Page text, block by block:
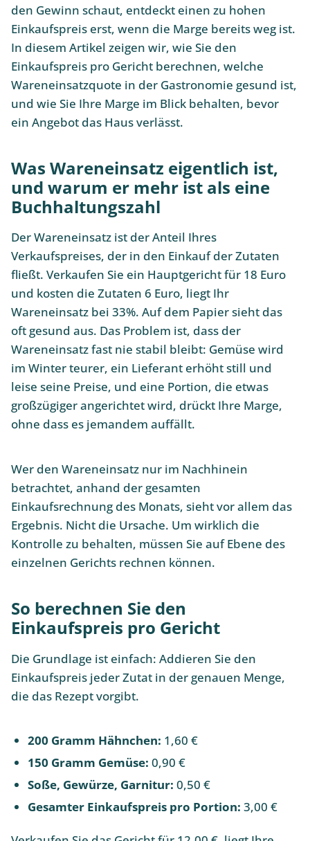
den Gewinn schaut, entdeckt einen zu hohen
Einkaufspreis erst, wenn die Marge bereits weg ist.
In diesem Artikel zeigen wir, wie Sie den
Einkaufspreis pro Gericht berechnen, welche
Wareneinsatzquote in der Gastronomie gesund ist,
und wie Sie Ihre Marge im Blick behalten, bevor
ein Angebot das Haus verlässt.
Was Wareneinsatz eigentlich ist,
und warum er mehr ist als eine
Buchhaltungszahl
Der Wareneinsatz ist der Anteil Ihres
Verkaufspreises, der in den Einkauf der Zutaten
fließt. Verkaufen Sie ein Hauptgericht für 18 Euro
und kosten die Zutaten 6 Euro, liegt Ihr
Wareneinsatz bei 33%. Auf dem Papier sieht das
oft gesund aus. Das Problem ist, dass der
Wareneinsatz fast nie stabil bleibt: Gemüse wird
im Winter teurer, ein Lieferant erhöht still und
leise seine Preise, und eine Portion, die etwas
großzügiger angerichtet wird, drückt Ihre Marge,
ohne dass es jemandem auffällt.
Wer den Wareneinsatz nur im Nachhinein
betrachtet, anhand der gesamten
Einkaufsrechnung des Monats, sieht vor allem das
Ergebnis. Nicht die Ursache. Um wirklich die
Kontrolle zu behalten, müssen Sie auf Ebene des
einzelnen Gerichts rechnen können.
So berechnen Sie den
Einkaufspreis pro Gericht
Die Grundlage ist einfach: Addieren Sie den
Einkaufspreis jeder Zutat in der genauen Menge,
die das Rezept vorgibt.
200 Gramm Hähnchen: 1,60 €
150 Gramm Gemüse: 0,90 €
Soße, Gewürze, Garnitur: 0,50 €
Gesamter Einkaufspreis pro Portion: 3,00 €